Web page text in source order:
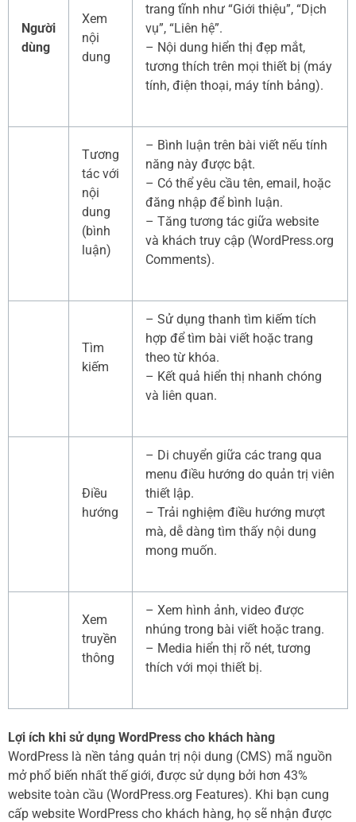
Người
dùng
Xem
nội
dung
trang tĩnh như “Giới thiệu”, “Dịch
vụ”, “Liên hệ”.
– Nội dung hiển thị đẹp mắt,
tương thích trên mọi thiết bị (máy
tính, điện thoại, máy tính bảng).
Tương
tác với
nội
dung
(bình
luận)
– Bình luận trên bài viết nếu tính
năng này được bật.
– Có thể yêu cầu tên, email, hoặc
đăng nhập để bình luận.
– Tăng tương tác giữa website
và khách truy cập (WordPress.org
Comments).
Tìm
kiếm
– Sử dụng thanh tìm kiếm tích
hợp để tìm bài viết hoặc trang
theo từ khóa.
– Kết quả hiển thị nhanh chóng
và liên quan.
Điều
hướng
– Di chuyển giữa các trang qua
menu điều hướng do quản trị viên
thiết lập.
– Trải nghiệm điều hướng mượt
mà, dễ dàng tìm thấy nội dung
mong muốn.
Xem
truyền
thông
– Xem hình ảnh, video được
nhúng trong bài viết hoặc trang.
– Media hiển thị rõ nét, tương
thích với mọi thiết bị.
Lợi ích khi sử dụng WordPress cho khách hàng
WordPress là nền tảng quản trị nội dung (CMS) mã nguồn
mở phổ biến nhất thế giới, được sử dụng bởi hơn 43%
website toàn cầu (WordPress.org Features). Khi bạn cung
cấp website WordPress cho khách hàng, họ sẽ nhận được